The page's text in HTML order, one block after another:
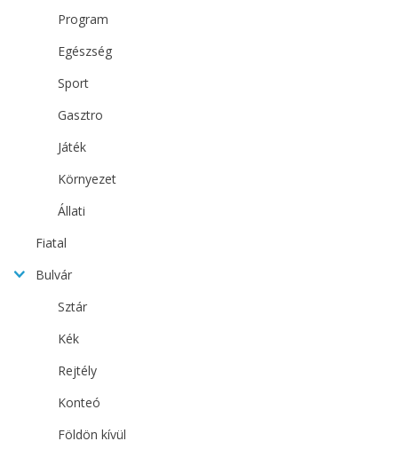
Program
Egészség
Sport
Gasztro
Játék
Környezet
Állati
Fiatal
Bulvár
Sztár
Kék
Rejtély
Konteó
Földön kívül